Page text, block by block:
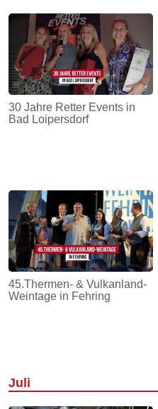
30 Jahre Retter Events in
Bad Loipersdorf
45.Thermen- & Vulkanland-
Weintage in Fehring
Juli